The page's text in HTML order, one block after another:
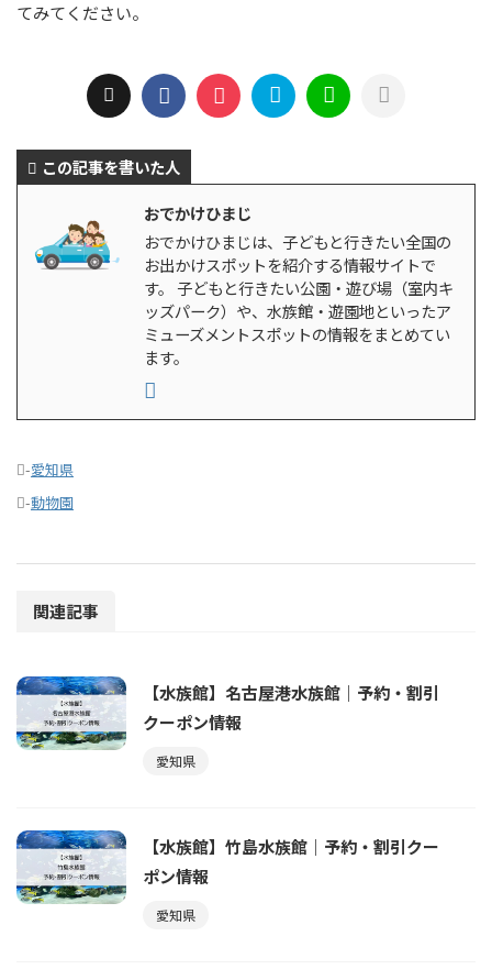
てみてください。
この記事を書いた人
おでかけひまじ
おでかけひまじは、子どもと行きたい全国の
お出かけスポットを紹介する情報サイトで
す。 子どもと行きたい公園・遊び場（室内キ
ッズパーク）や、水族館・遊園地といったア
ミューズメントスポットの情報をまとめてい
ます。
-愛知県
-動物園
関連記事
【水族館】名古屋港水族館｜予約・割引
クーポン情報
愛知県
【水族館】竹島水族館｜予約・割引クー
ポン情報
愛知県